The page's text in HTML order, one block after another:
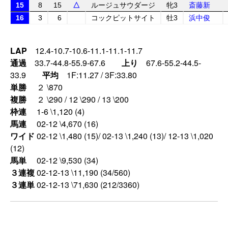
15
8 15 △ ルージュサウダージ 牝3
斎藤新
16
3 6 コックピットサイト 牡3 浜中俊
LAP 12.4-10.7-10.6-11.1-11.1-11.7
通過 33.7-44.8-55.9-67.6 上り 67.6-55.2-44.5-
33.9 平均 1F:11.27 / 3F:33.80
単勝
２ \870
複勝
２ \290 / 12 \290 / 13 \200
枠連
1-6 \1,120 (4)
馬連
02-12 \4,670 (16)
ワイド 02-12 \1,480 (15)/ 02-13 \1,240 (13)/ 12-13 \1,020
(12)
馬単
02-12 \9,530 (34)
３連複02-12-13 \11,190 (34/560)
３連単02-12-13 \71,630 (212/3360)